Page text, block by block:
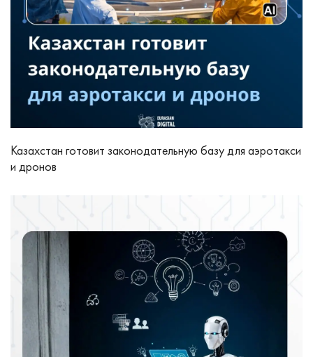
Казахстан готовит законодательную базу для аэротакси
и дронов